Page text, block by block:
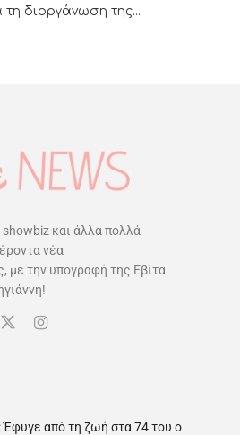
διοργάνωση της...
και άλλα πολλά
νέα
με την υπογραφή της Εβίτα
από τη ζωή στα 74 του ο